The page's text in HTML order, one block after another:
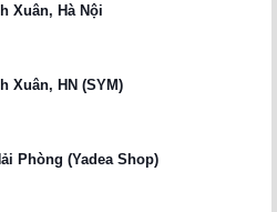
Xuân, Hà Nội
Xuân, HN (SYM)
Phòng (Yadea Shop)